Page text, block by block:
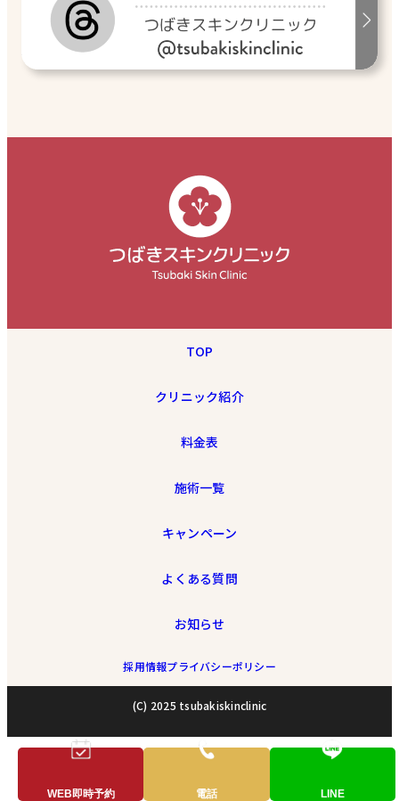
TOP
クリニック紹介
料金表
施術一覧
キャンペーン
よくある質問
お知らせ
採用情報プライバシーポリシー
(C) 2025 tsubakiskinclinic
WEB即時予約 電話 LINE